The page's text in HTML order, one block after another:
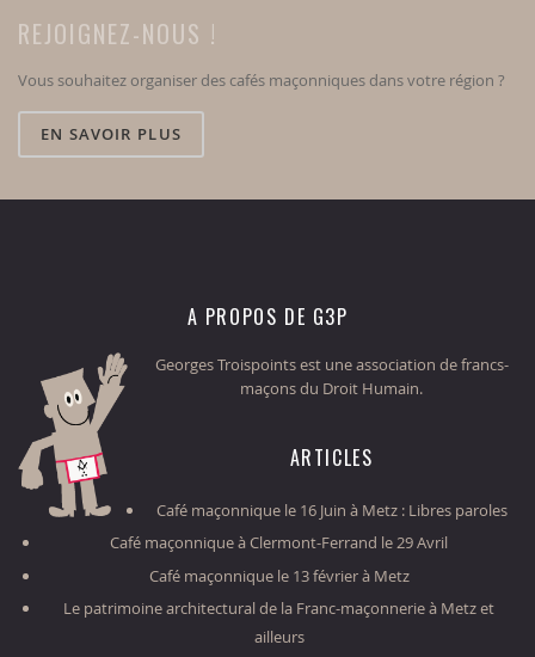
REJOIGNEZ-NOUS !
Vous souhaitez organiser des cafés maçonniques dans votre région ?
EN SAVOIR PLUS
A PROPOS DE G3P
Georges Troispoints est une association de francs-
maçons du Droit Humain.
ARTICLES
Café maçonnique le 16 Juin à Metz : Libres paroles
Café maçonnique à Clermont-Ferrand le 29 Avril
Café maçonnique le 13 février à Metz
Le patrimoine architectural de la Franc-maçonnerie à Metz et
ailleurs